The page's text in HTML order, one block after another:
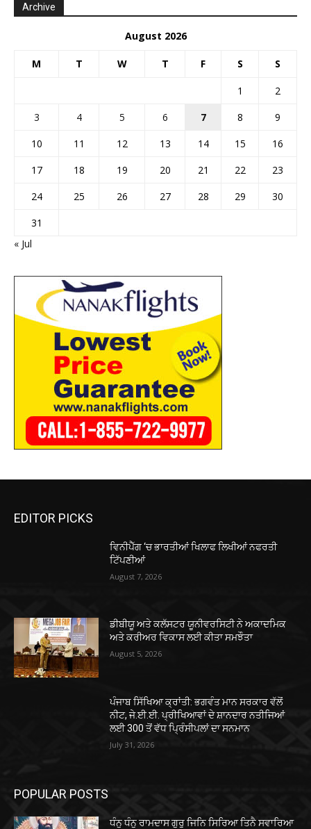
Archive
August 2026
M T W T F S S
1
2
3
4 5 6 7 8
9
10
11 12 13 14 15
16
17
18 19 20 21 22
23
24
25 26 27 28 29
30
31
« Jul
EDITOR PICKS
ਵਿਨੀਪੈੱਗ ‘ਚ ਭਾਰਤੀਆਂ ਖਿਲਾਫ ਲਿਖੀਆਂ ਨਫਰਤੀ
ਟਿੱਪਣੀਆਂ
August 7, 2026
ਡੀਬੀਯੂ ਅਤੇ ਕਲੱਸਟਰ ਯੂਨੀਵਰਸਿਟੀ ਨੇ ਅਕਾਦਮਿਕ
ਅਤੇ ਕਰੀਅਰ ਵਿਕਾਸ ਲਈ ਕੀਤਾ ਸਮਝੌਤਾ
August 5, 2026
ਪੰਜਾਬ ਸਿੱਖਿਆ ਕ੍ਰਾਂਤੀ: ਭਗਵੰਤ ਮਾਨ ਸਰਕਾਰ ਵੱਲੋਂ
ਨੀਟ, ਜੇ.ਈ.ਈ. ਪ੍ਰੀਖਿਆਵਾਂ ਦੇ ਸ਼ਾਨਦਾਰ ਨਤੀਜਿਆਂ
ਲਈ 300 ਤੋਂ ਵੱਧ ਪ੍ਰਿੰਸੀਪਲਾਂ ਦਾ ਸਨਮਾਨ
July 31, 2026
POPULAR POSTS
ਧੰਨੁ ਧੰਨੁ ਰਾਮਦਾਸ ਗੁਰੁ ਜਿਨਿ ਸਿਰਿਆ ਤਿਨੈ ਸਵਾਰਿਆ